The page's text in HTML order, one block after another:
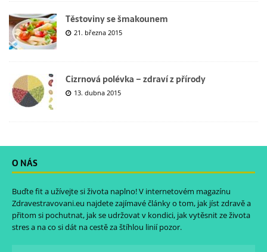
Těstoviny se šmakounem
21. března 2015
Cizrnová polévka – zdraví z přírody
13. dubna 2015
O NÁS
Buďte fit a užívejte si života naplno! V internetovém magazínu
Zdravestravovani.eu najdete zajímavé články o tom, jak jíst zdravě a
přitom si pochutnat, jak se udržovat v kondici, jak vytěsnit ze života
stres a na co si dát na cestě za štíhlou linií pozor.